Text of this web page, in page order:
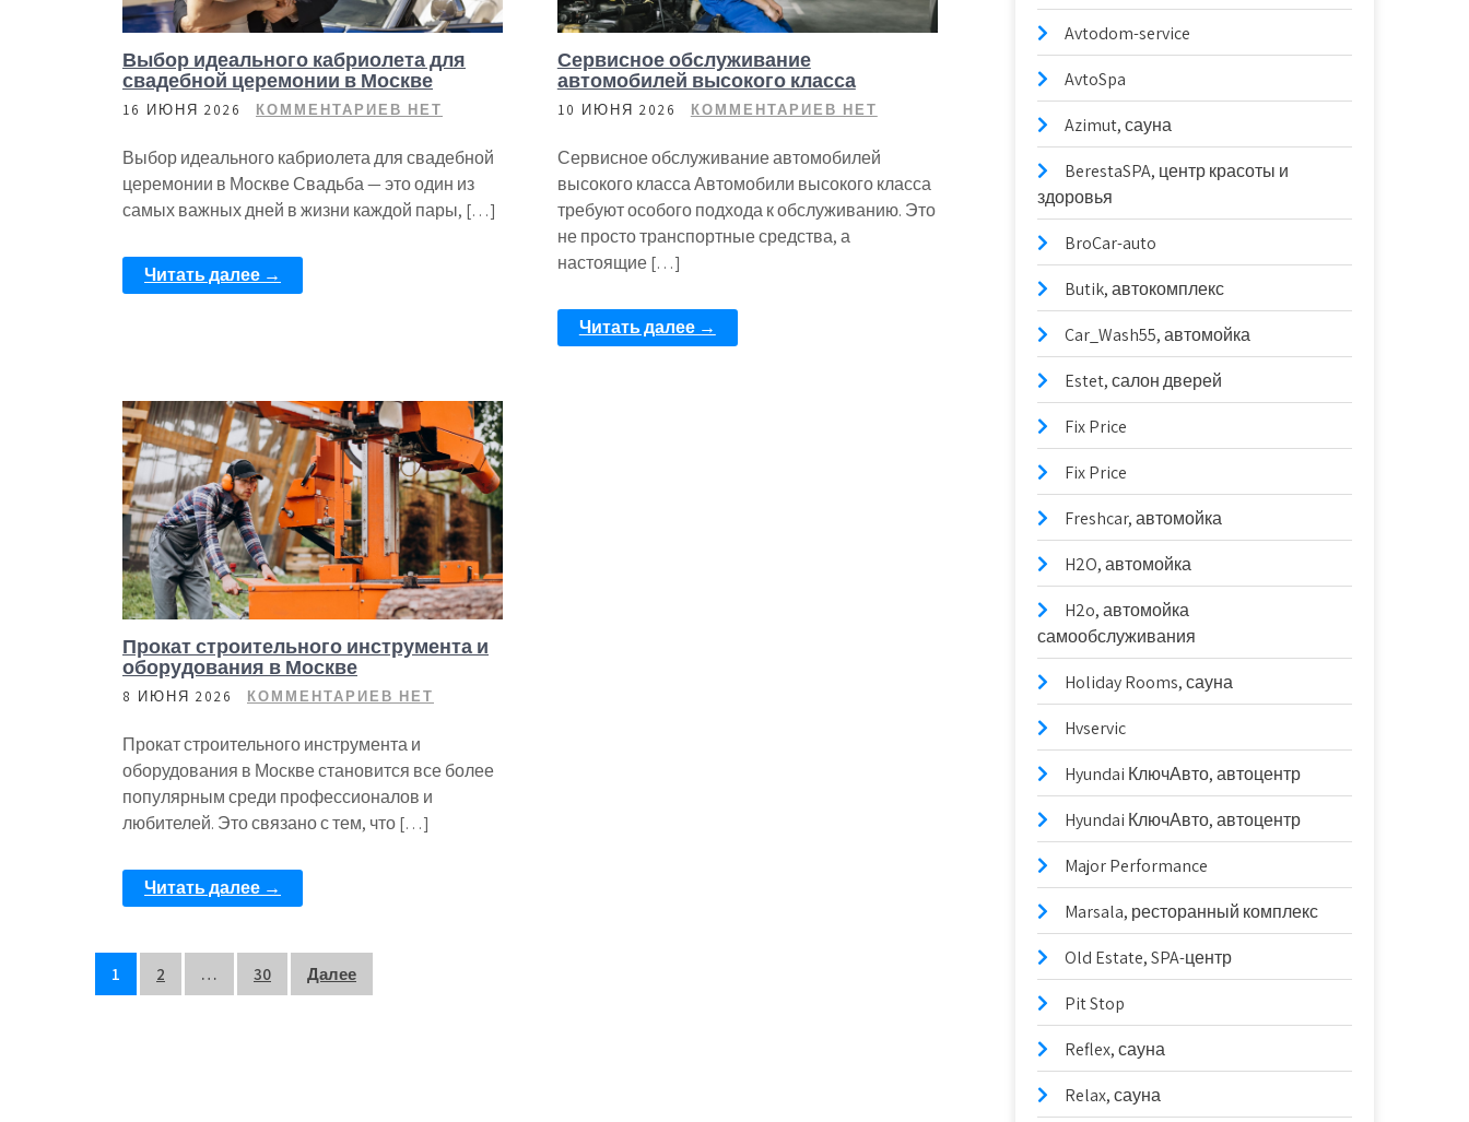
Выбор идеального кабриолета для
свадебной церемонии в Москве
16 ИЮНЯ 2026 КОММЕНТАРИЕВ НЕТ
Выбор идеального кабриолета для свадебной
церемонии в Москве Свадьба — это один из
самых важных дней в жизни каждой пары, […]
Читать далее →
Сервисное обслуживание
автомобилей высокого класса
10 ИЮНЯ 2026 КОММЕНТАРИЕВ НЕТ
Сервисное обслуживание автомобилей
высокого класса Автомобили высокого класса
требуют особого подхода к обслуживанию. Это
не просто транспортные средства, а
настоящие […]
Читать далее →
Прокат строительного инструмента и
оборудования в Москве
8 ИЮНЯ 2026 КОММЕНТАРИЕВ НЕТ
Прокат строительного инструмента и
оборудования в Москве становится все более
популярным среди профессионалов и
любителей. Это связано с тем, что […]
Читать далее →
Пагинация
1 2 … 30 Далее
Avtodom-service
AvtoSpa
Azimut, сауна
BerestaSPA, центр красоты и
здоровья
BroCar-auto
Butik, автокомплекс
Car_Wash55, автомойка
Estet, салон дверей
Fix Price
Fix Price
Freshcar, автомойка
H2O, автомойка
H2o, автомойка
самообслуживания
Holiday Rooms, сауна
Hvservic
Hyundai КлючАвто, автоцентр
Hyundai КлючАвто, автоцентр
Major Performance
Marsala, ресторанный комплекс
Old Estate, SPA-центр
Pit Stop
Reflex, сауна
Relax, сауна